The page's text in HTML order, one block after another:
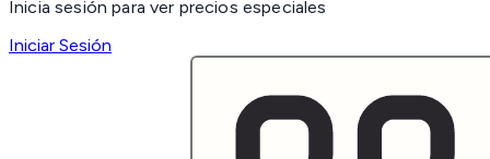
Inicia sesión para ver precios especiales
Iniciar Sesión